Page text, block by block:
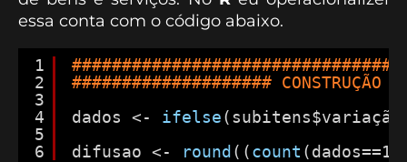
essa conta com o código abaixo.
1
2
3
4
5
6
#################### CONSTRUÇÃO
dados <- ifelse
difusao <-
round ((count